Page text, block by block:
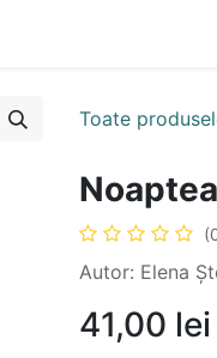
Toate
Autor: Elena
41,00 lei